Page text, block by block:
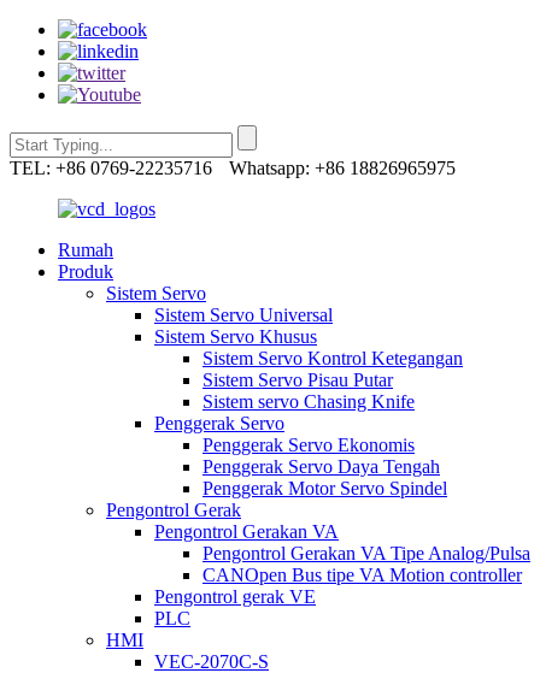
TEL: +86 0769-22235716 Whatsapp: +86 18826965975
Rumah
Produk
Sistem Servo
Sistem Servo Universal
Sistem Servo Khusus
Sistem Servo Kontrol Ketegangan
Sistem Servo Pisau Putar
Sistem servo Chasing Knife
Penggerak Servo
Penggerak Servo Ekonomis
Penggerak Servo Daya Tengah
Penggerak Motor Servo Spindel
Pengontrol Gerak
Pengontrol Gerakan VA
Pengontrol Gerakan VA Tipe Analog/Pulsa
CANOpen Bus tipe VA Motion controller
Pengontrol gerak VE
PLC
HMI
VEC-2070C-S